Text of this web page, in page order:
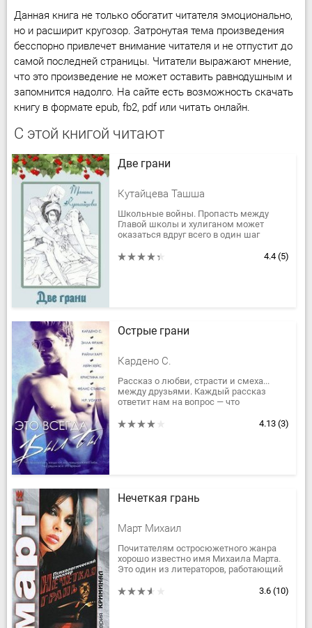
Данная книга не только обогатит читателя эмоционально,
но и расширит кругозор. Затронутая тема произведения
бесспорно привлечет внимание читателя и не отпустит до
самой последней страницы. Читатели выражают мнение,
что это произведение не может оставить равнодушным и
запомнится надолго. На сайте есть возможность скачать
книгу в формате epub, fb2, pdf или читать онлайн.
С этой книгой читают
Две грани
Кутайцева Ташша
Школьные войны. Пропасть между
Главой школы и хулиганом может
оказаться вдруг всего в один шаг
содержит описание нетрадиционных
4.4 (5)
Острые грани
Кардено С.
Рассказ о любви, страсти и смеха...
между друзьями. Каждый рассказ
ответит нам на вопрос — что
предназначен тебе, был рядом все это
4.13 (3)
Нечеткая грань
Март Михаил
Почитателям остросюжетного жанра
хорошо известно имя Михаила Марта.
Это один из литераторов, работающий
разнообразен, динамичен и не лишен...
3.6 (10)